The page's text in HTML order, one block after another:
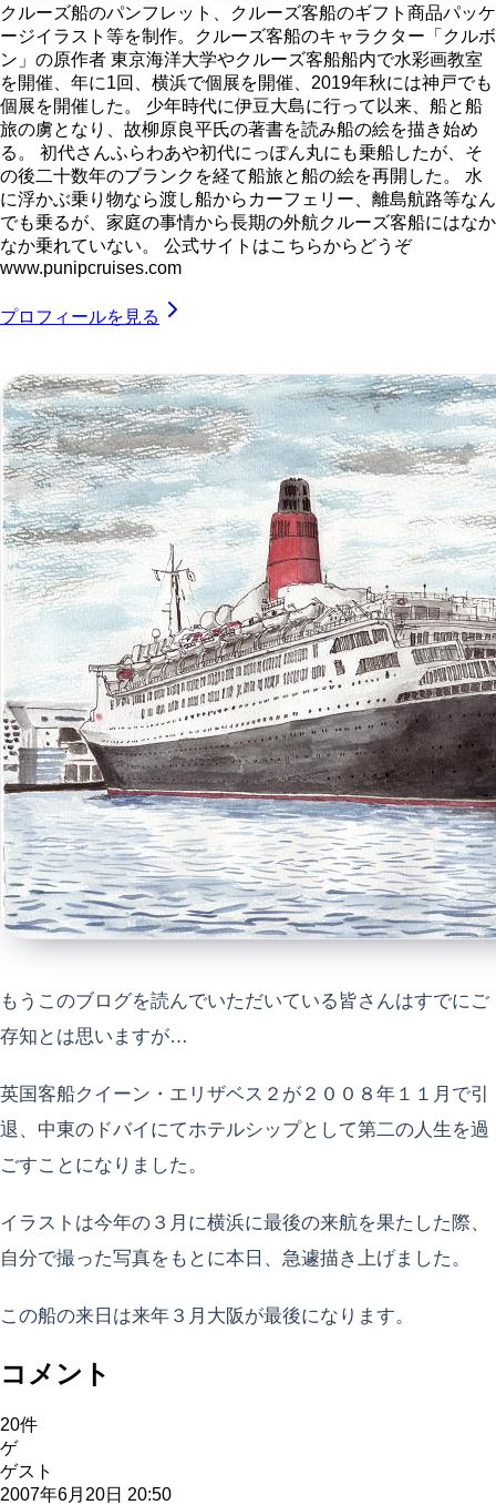
クルーズ船のパンフレット、クルーズ客船のギフト商品パッケ
ージイラスト等を制作。クルーズ客船のキャラクター「クルボ
ン」の原作者 東京海洋大学やクルーズ客船船内で水彩画教室
を開催、年に1回、横浜で個展を開催、2019年秋には神戸でも
個展を開催した。 少年時代に伊豆大島に行って以来、船と船
旅の虜となり、故柳原良平氏の著書を読み船の絵を描き始め
る。 初代さんふらわあや初代にっぽん丸にも乗船したが、そ
の後二十数年のブランクを経て船旅と船の絵を再開した。 水
に浮かぶ乗り物なら渡し船からカーフェリー、離島航路等なん
でも乗るが、家庭の事情から長期の外航クルーズ客船にはなか
なか乗れていない。 公式サイトはこちらからどうぞ
www.punipcruises.com
プロフィールを見る
もうこのブログを読んでいただいている皆さんはすでにご
存知とは思いますが…
英国客船クイーン・エリザベス２が２００８年１１月で引
退、中東のドバイにてホテルシップとして第二の人生を過
ごすことになりました。
イラストは今年の３月に横浜に最後の来航を果たした際、
自分で撮った写真をもとに本日、急遽描き上げました。
この船の来日は来年３月大阪が最後になります。
コメント
20件
ゲ
ゲスト
2007年6月20日 20:50